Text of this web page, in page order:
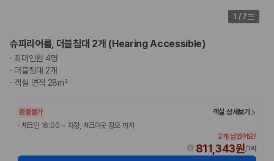
1 / 7
슈피리어룸, 더블침대 2개 (Hearing Accessible)
· 최대인원 4명
· 더블침대 2개
·객실 면적 28m²
환불불가
객실 상세보기
· 체크인 16:00 ~ 자정, 체크아웃 정오 까지
2개 남았어요!
811,343원/1박